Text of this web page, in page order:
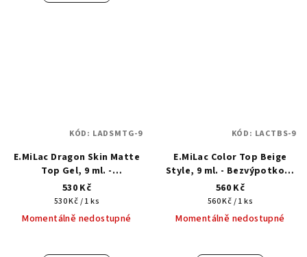
E.MiLac Dragon Skin Matte
Top Gel, 9 ml. -
Bezvýpotkový top gel
530 Kč
Měrná
cena:
530 Kč / 1 ks
Momentálně nedostupné
KÓD: LADSMTG-9
E.MiLac Color Top Beige
Style, 9 ml. - Bezvýpotkový
barevný top
560 Kč
Měrná
cena:
560 Kč / 1 ks
Momentálně nedostupné
KÓD: LACTBS-9